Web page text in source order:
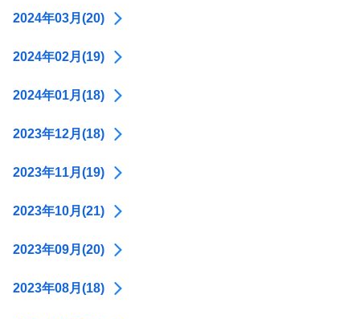
2024年03月(20)
2024年02月(19)
2024年01月(18)
2023年12月(18)
2023年11月(19)
2023年10月(21)
2023年09月(20)
2023年08月(18)